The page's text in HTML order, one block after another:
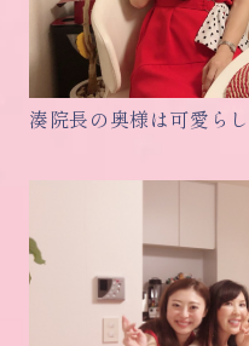
湊院長の奥様は可愛ら